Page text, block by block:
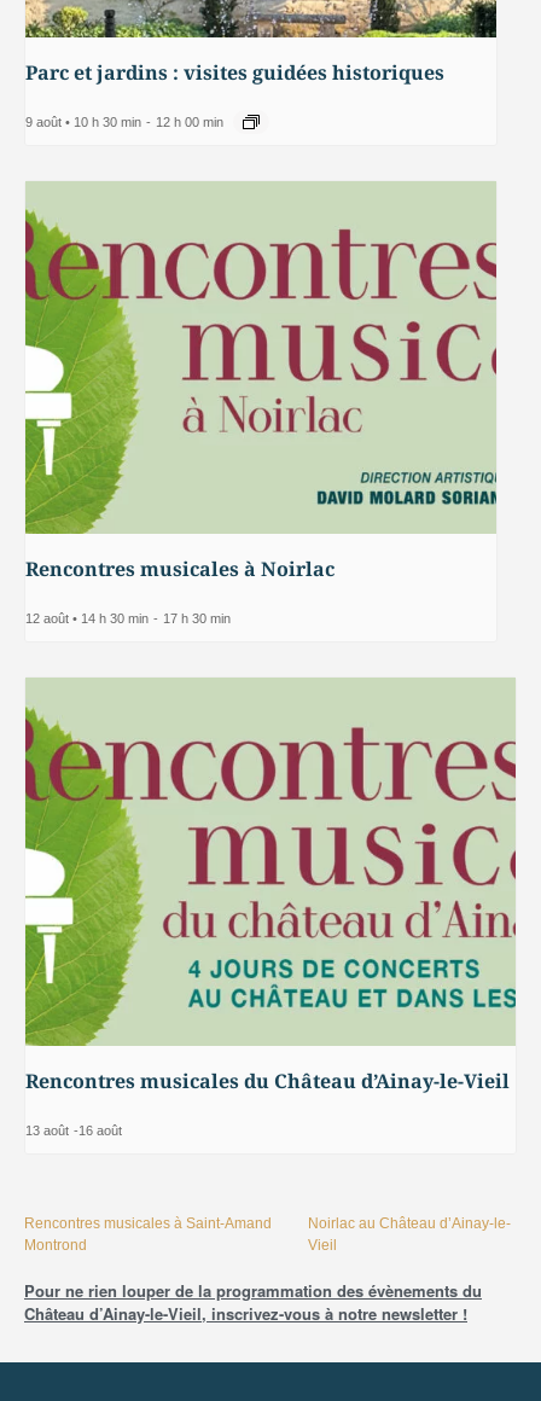
Parc et jardins : visites guidées historiques
9 août • 10 h 30 min - 12 h 00 min
Rencontres musicales à Noirlac
12 août • 14 h 30 min - 17 h 30 min
Rencontres musicales du Château d’Ainay-le-Vieil
13 août -16 août
Rencontres musicales à Saint-Amand
Montrond
Noirlac au Château d’Ainay-le-
Vieil
Pour ne rien louper de la programmation des évènements du
Château d’Ainay-le-Vieil, inscrivez-vous à notre newsletter !